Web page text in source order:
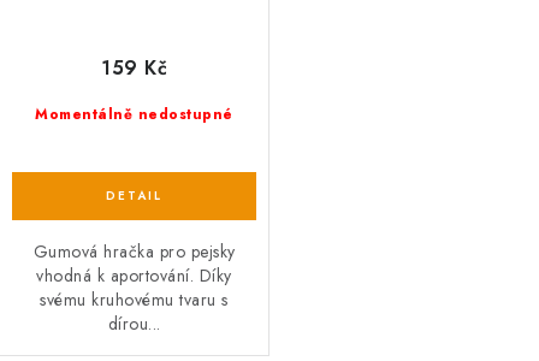
Momentálně nedostupné
159 Kč
Gumová hračka pro pejsky
vhodná k aportování. Díky
svému kruhovému tvaru s
dírou...